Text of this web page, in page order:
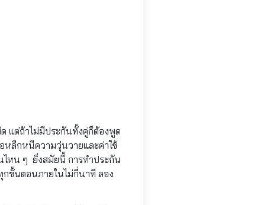
แต่ถ้าไม่มีประกันทั้งคู่ก็ต้องพูด
อหลีกหนีความวุ่นวายและค่าใช้
นไหน ๆ ยิ่งสมัยนี้ การทำประกัน
กขั้นตอนภายในไม่กี่นาที ลอง